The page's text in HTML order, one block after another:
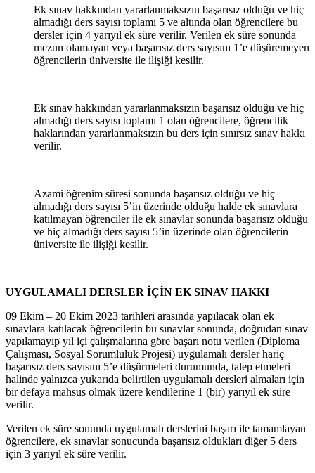
Ek sınav hakkından yararlanmaksızın başarısız olduğu ve hiç
almadığı ders sayısı toplamı 5 ve altında olan öğrencilere bu
dersler için 4 yarıyıl ek süre verilir. Verilen ek süre sonunda
mezun olamayan veya başarısız ders sayısını 1’e düşüremeyen
öğrencilerin üniversite ile ilişiği kesilir.
Ek sınav hakkından yararlanmaksızın başarısız olduğu ve hiç
almadığı ders sayısı toplamı 1 olan öğrencilere, öğrencilik
haklarından yararlanmaksızın bu ders için sınırsız sınav hakkı
verilir.
Azami öğrenim süresi sonunda başarısız olduğu ve hiç
almadığı ders sayısı 5’in üzerinde olduğu halde ek sınavlara
katılmayan öğrenciler ile ek sınavlar sonunda başarısız olduğu
ve hiç almadığı ders sayısı 5’in üzerinde olan öğrencilerin
üniversite ile ilişiği kesilir.
UYGULAMALI DERSLER İÇİN EK SINAV HAKKI
09 Ekim – 20 Ekim 2023 tarihleri arasında yapılacak olan ek
sınavlara katılacak öğrencilerin bu sınavlar sonunda, doğrudan sınav
yapılamayıp yıl içi çalışmalarına göre başarı notu verilen (Diploma
Çalışması, Sosyal Sorumluluk Projesi) uygulamalı dersler hariç
başarısız ders sayısını 5’e düşürmeleri durumunda, talep etmeleri
halinde yalnızca yukarıda belirtilen uygulamalı dersleri almaları için
bir defaya mahsus olmak üzere kendilerine 1 (bir) yarıyıl ek süre
verilir.
Verilen ek süre sonunda uygulamalı derslerini başarı ile tamamlayan
öğrencilere, ek sınavlar sonucunda başarısız oldukları diğer 5 ders
için 3 yarıyıl ek süre verilir.